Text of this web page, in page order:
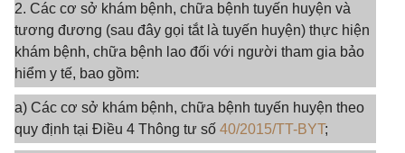
2. Các cơ sở khám bệnh, chữa bệnh tuyến huyện và
tương đương (sau đây gọi tắt là tuyến huyện) thực hiện
khám bệnh, chữa bệnh lao đối với người tham gia bảo
hiểm y tế, bao gồm:
a) Các cơ sở khám bệnh, chữa bệnh tuyến huyện theo
quy định tại Điều 4 Thông tư số 40/2015/TT-BYT;